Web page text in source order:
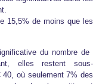
15,5% de moins que les
du nombre de
elles restent sous-
où seulement 7% des